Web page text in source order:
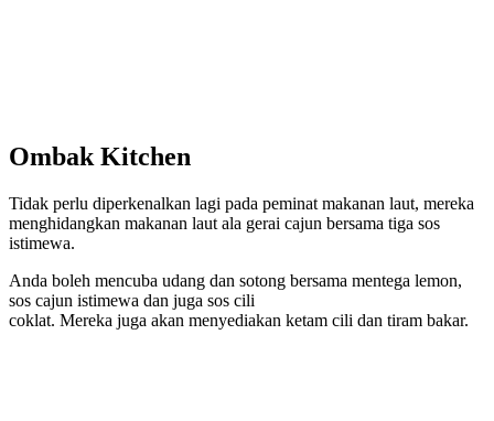
Ombak Kitchen
Tidak perlu diperkenalkan lagi pada peminat makanan laut, mereka
menghidangkan makanan laut ala gerai cajun bersama tiga sos
istimewa.
Anda boleh mencuba udang dan sotong bersama mentega lemon,
sos cajun istimewa dan juga sos cili
coklat. Mereka juga akan menyediakan ketam cili dan tiram bakar.